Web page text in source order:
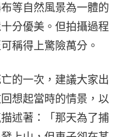
等自然風景為一體的
分優美。但拍攝過程
稱得上驚險萬分。
的一次，建議大家出
想起當時的情景，以
述著：「那天為了捕